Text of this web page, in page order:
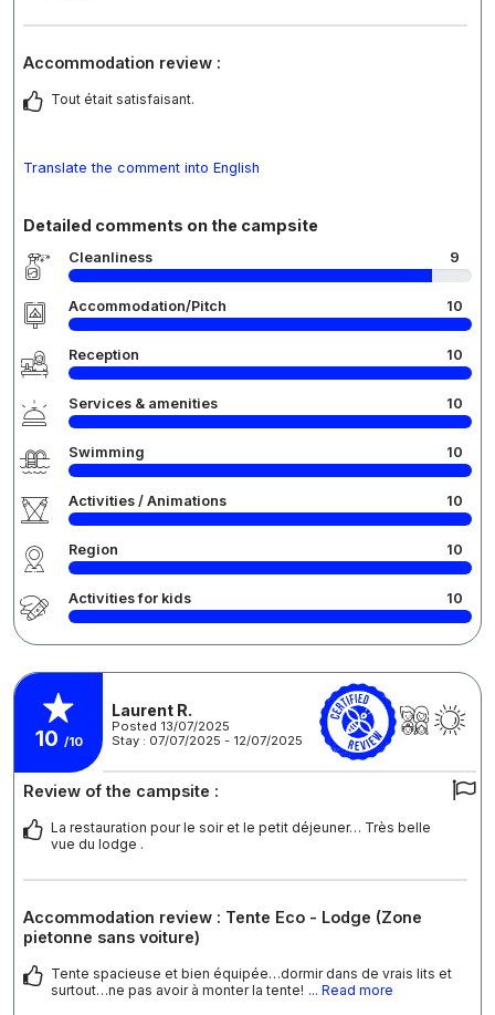
Accommodation review :
Tout était satisfaisant.
Translate the comment into English
Detailed comments on the campsite
Cleanliness 9
Accommodation/Pitch 10
Reception 10
Services & amenities 10
Swimming 10
Activities / Animations 10
Region 10
Activities for kids 10
10 /10
Laurent R.
Posted 13/07/2025
Stay : 07/07/2025 - 12/07/2025
Review of the campsite :
La restauration pour le soir et le petit déjeuner… Très belle
vue du lodge .
Accommodation review : Tente Eco - Lodge (Zone
pietonne sans voiture)
Tente spacieuse et bien équipée…dormir dans de vrais lits et
surtout…ne pas avoir à monter la tente! ... Read more